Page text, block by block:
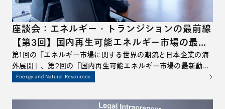
座談会：エネルギー・トランジションの最前線
【第3回】国内再生可能エネルギー市場の最新
動向－蓄電池、風力、再エネM&A等を中心に
－
第1回の「エネルギー市場に関する世界の潮流と日本企業の海
外展開」、第2回の「国内再生可能エネルギー市場の最新動向
－太陽光発電を中心に－」に続き、本シリーズ最終回となる今
M&A、原子力など幅広いトピックについて議論します。再生
Energy and Natural Resources